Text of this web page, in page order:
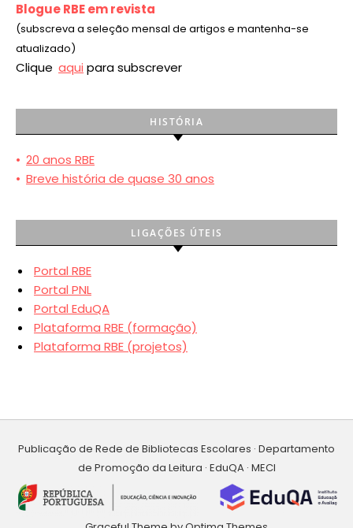
Blogue RBE em revista
(subscreva a seleção mensal de artigos e mantenha-se
atualizado)
Clique aqui para subscrever
HISTÓRIA
• 20 anos RBE
• Breve história de quase 30 anos
LIGAÇÕES ÚTEIS
Portal RBE
Portal PNL
Portal EduQA
Plataforma RBE (formação)
Plataforma RBE (projetos)
Publicação de Rede de Bibliotecas Escolares · Departamento
de Promoção da Leitura · EduQA · MECI